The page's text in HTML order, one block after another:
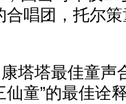
合唱团，托尔
塔最佳童声
童”的最佳诠